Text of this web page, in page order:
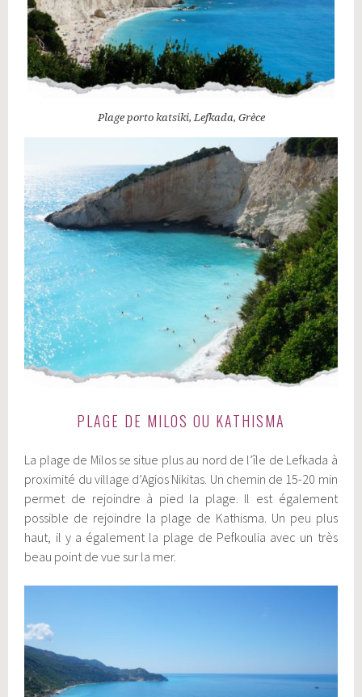
Plage porto katsiki, Lefkada, Grèce
PLAGE DE MILOS OU KATHISMA
La plage de Milos se situe plus au nord de l’île de Lefkada à
proximité du village d’Agios Nikitas. Un chemin de 15-20 min
permet de rejoindre à pied la plage. Il est également
possible de rejoindre la plage de Kathisma. Un peu plus
haut, il y a également la plage de Pefkoulia avec un très
beau point de vue sur la mer.